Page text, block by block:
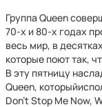
Группа Queen
70-х и 80-х годах
весь мир, в
которые поют так,
В эту пятницу
Queen,
Don’t Stop Me Now,